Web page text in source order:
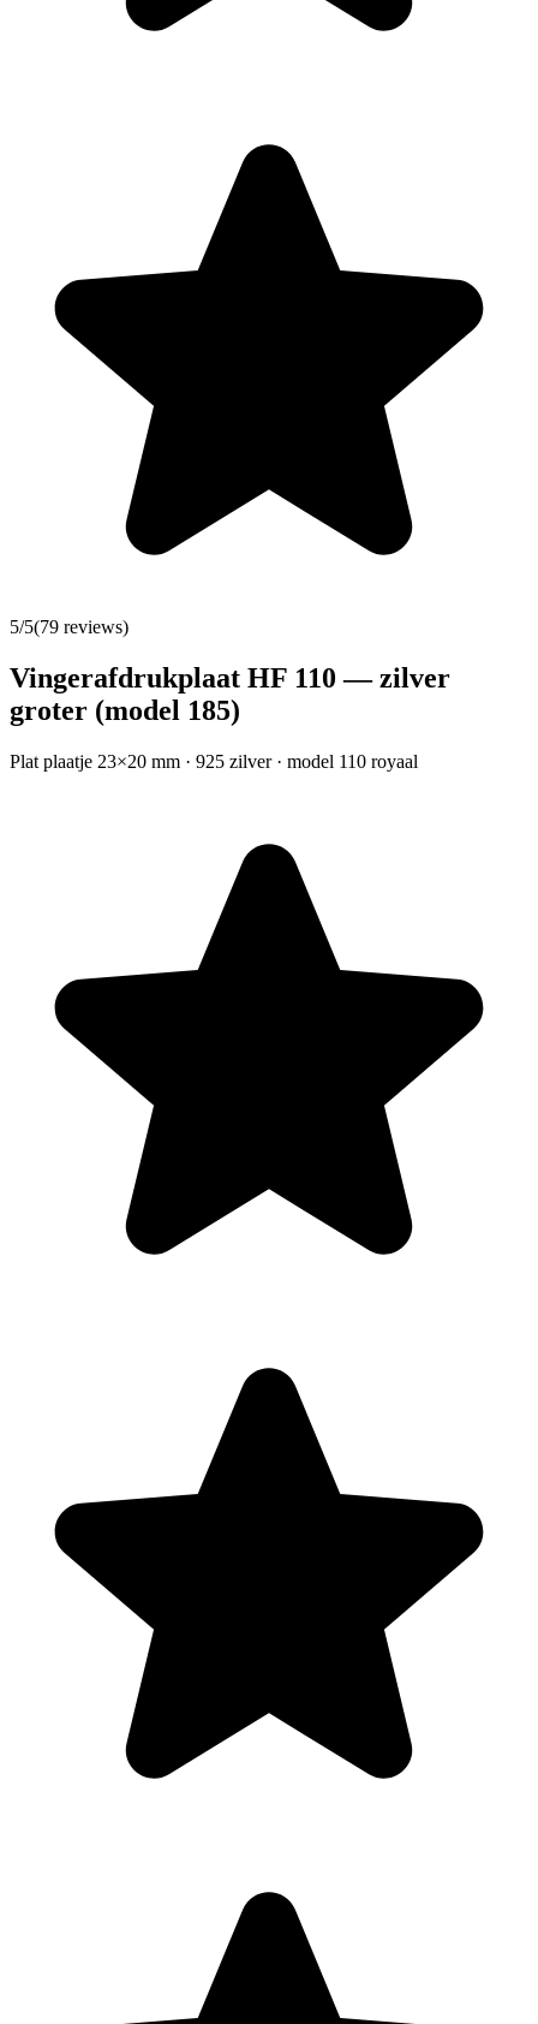
5/5(79 reviews)
Vingerafdrukplaat HF 110 — zilver
groter (model 185)
Plat plaatje 23×20 mm · 925 zilver · model 110 royaal